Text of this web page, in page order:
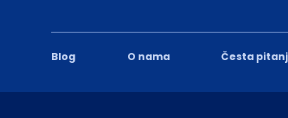
Blog O nama Česta